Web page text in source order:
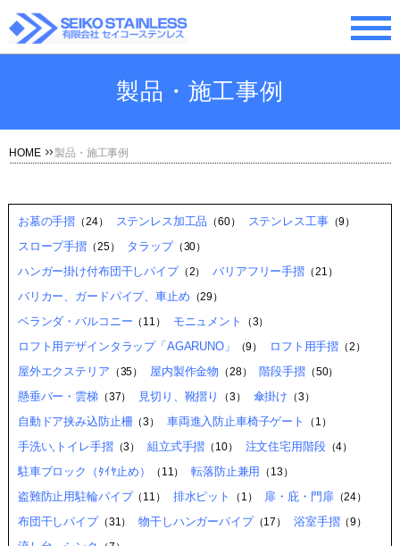
製品・施工事例
HOME 製品・施工事例
お墓の手摺 （24） ステンレス加工品 （60） ステンレス工事（9）
スロープ手摺 （25） タラップ（30）
ハンガー掛け付布団干しパイプ（2） バリアフリー手摺（21）
バリカー、ガードパイプ、車止め （29）
ベランダ・バルコニー （11） モニュメント （3）
ロフト用デザインタラップ「AGARUNO」 （9） ロフト用手摺 （2）
屋外エクステリア （35） 屋内製作金物 （28） 階段手摺（50）
懸垂バー・雲梯（37） 見切り、靴摺り （3） 傘掛け （3）
自動ドア挟み込防止柵 （3） 車両進入防止車椅子ゲート （1）
手洗い,トイレ手摺（3） 組立式手摺 （10） 注文住宅用階段（4）
駐車ブロック（ﾀｲﾔ止め） （11） 転落防止兼用 （13）
盗難防止用駐輪パイプ（11） 排水ピット （1） 扉・庇・門扉（24）
布団干しパイプ（31） 物干しハンガーパイプ（17） 浴室手摺（9）